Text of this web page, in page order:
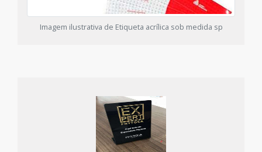
Imagem ilustrativa de Etiqueta acrílica sob medida sp